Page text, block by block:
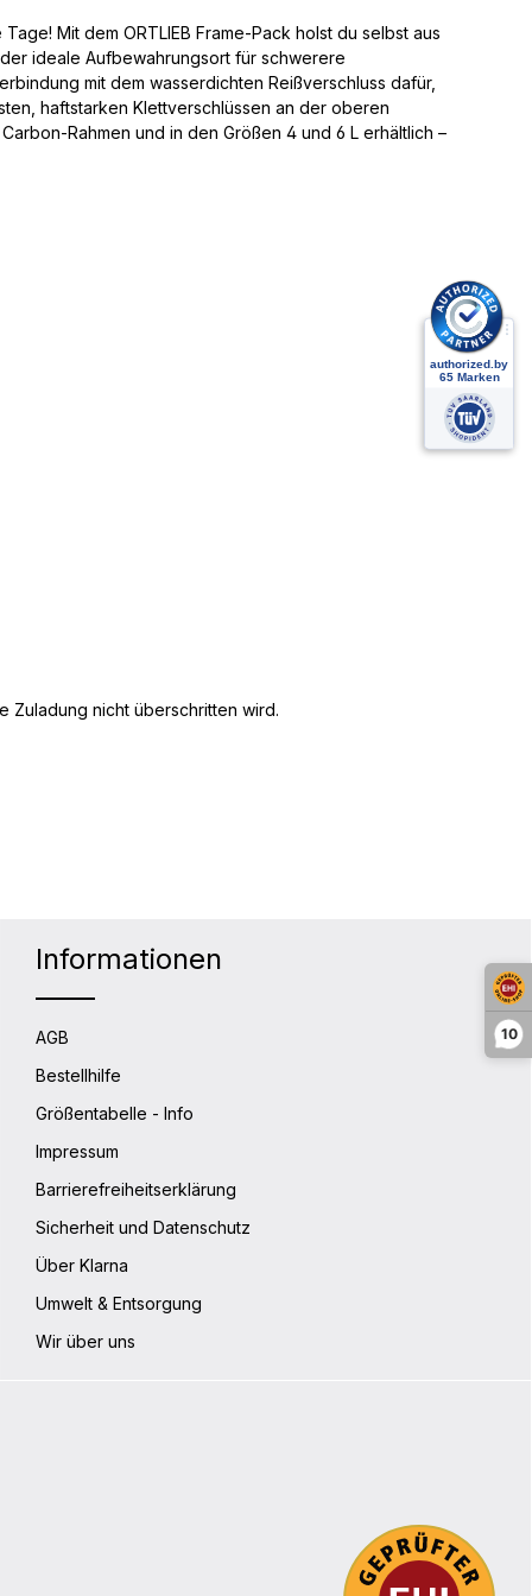
10
Mit dem ORTLIEB Frame-Pack holst du selbst aus
ideale Aufbewahrungsort für schwerere
mit dem wasserdichten Reißverschluss dafür,
haftstarken Klettverschlüssen an der oberen
Rahmen und in den Größen 4 und 6 L erhältlich –
Zuladung nicht überschritten wird.
Informationen
AGB
Bestellhilfe
Größentabelle - Info
Impressum
Barrierefreiheitserklärung
Sicherheit und Datenschutz
Über Klarna
Umwelt & Entsorgung
Wir über uns